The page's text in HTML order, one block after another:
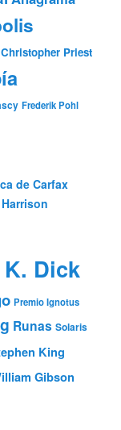
Christopher Priest
Frederik Pohl
de Carfax
Dick
Premio Ignotus
Runas Solaris
King
Gibson